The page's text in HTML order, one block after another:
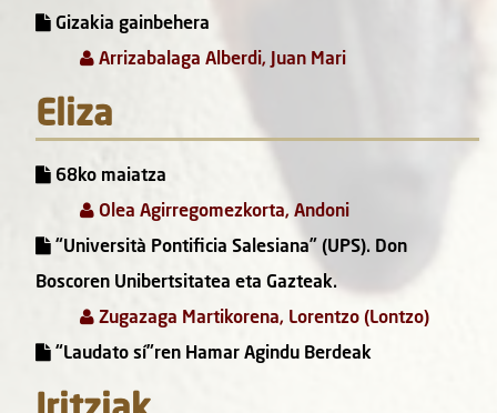
Gizakia gainbehera
Arrizabalaga Alberdi, Juan Mari
Eliza
68ko maiatza
Olea Agirregomezkorta, Andoni
“Università Pontificia Salesiana” (UPS). Don
Boscoren Unibertsitatea eta Gazteak.
Zugazaga Martikorena, Lorentzo (Lontzo)
“Laudato sí”ren Hamar Agindu Berdeak